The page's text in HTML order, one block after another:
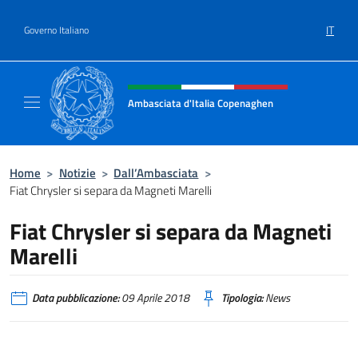
Governo Italiano IT
Intestazione sito, social e menù
Ambasciata d'Italia Copenaghen
Home > Notizie > Dall’Ambasciata >
Fiat Chrysler si separa da Magneti Marelli
Fiat Chrysler si separa da Magneti
Marelli
Data pubblicazione:09 Aprile 2018 Tipologia:News